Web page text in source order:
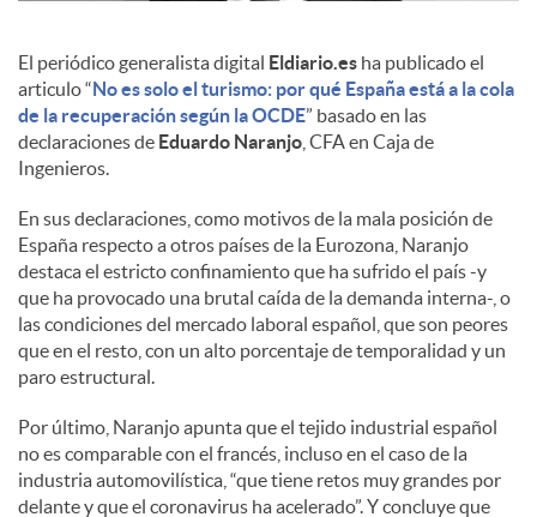
c
o
n
t
e
n
El periódico generalista digital Eldiario.es ha publicado el
articulo “No es solo el turismo: por qué España está a la cola
de la recuperación según la OCDE” basado en las
declaraciones de Eduardo Naranjo , CFA en Caja de
Ingenieros.
En sus declaraciones, como motivos de la mala posición de
España respecto a otros países de la Eurozona, Naranjo
destaca el estricto confinamiento que ha sufrido el país -y
que ha provocado una brutal caída de la demanda interna-, o
las condiciones del mercado laboral español, que son peores
que en el resto, con un alto porcentaje de temporalidad y un
paro estructural.
Por último, Naranjo apunta que el tejido industrial español
no es comparable con el francés, incluso en el caso de la
industria automovilística, “que tiene retos muy grandes por
delante y que el coronavirus ha acelerado”. Y concluye que